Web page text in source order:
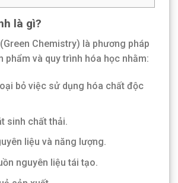
là gì?
Chemistry) là phương pháp
phẩm và quy trình hóa học nhằm:
bỏ việc sử dụng hóa chất độc
sinh chất thải.
liệu và năng lượng.
nguyên liệu tái tạo.